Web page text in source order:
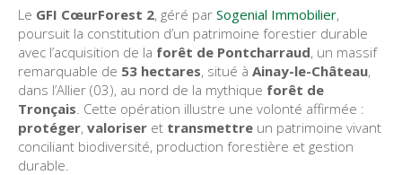
Le GFI CœurForest 2, géré par Sogenial Immobilier,
poursuit la constitution d’un patrimoine forestier durable
avec l’acquisition de la forêt de Pontcharraud, un massif
remarquable de 53 hectares, situé à Ainay-le-Château,
dans l’Allier (03), au nord de la mythique forêt de
Tronçais . Cette opération illustre une volonté affirmée :
protéger, valoriser et transmettre un patrimoine vivant
conciliant biodiversité, production forestière et gestion
durable.